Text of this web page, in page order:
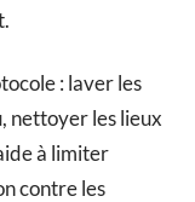
: laver les
nettoyer les lieux
à limiter
contre les